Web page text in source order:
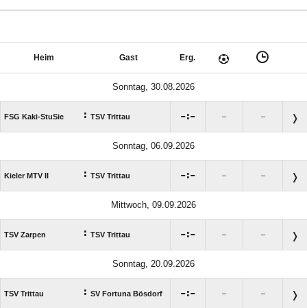
Heim Gast Erg.
Sonntag, 30.08.2026
FSG Kaki-StuSie : TSV Trittau : – –
Sonntag, 06.09.2026
Kieler MTV II : TSV Trittau : – –
Mittwoch, 09.09.2026
TSV Zarpen : TSV Trittau : – –
Sonntag, 20.09.2026
TSV Trittau : SV Fortuna Bösdorf : – –